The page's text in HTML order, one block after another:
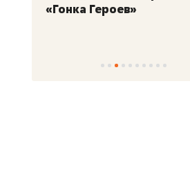
«Гонка Героев»